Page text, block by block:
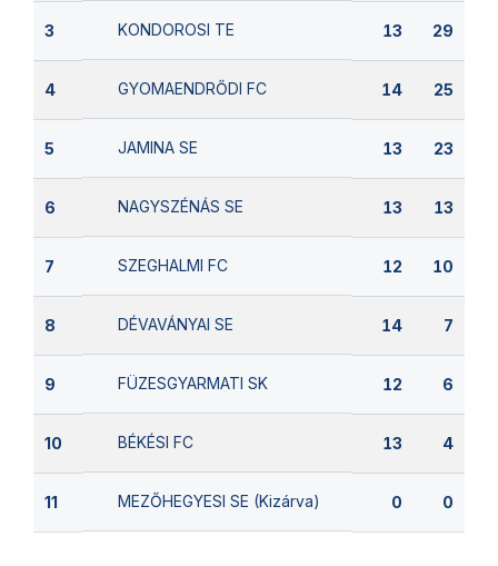
3 KONDOROSI TE 13 29
4 GYOMAENDRŐDI FC 14 25
5 JAMINA SE 13 23
6 NAGYSZÉNÁS SE 13 13
7 SZEGHALMI FC 12 10
8 DÉVAVÁNYAI SE 14 7
9 FÜZESGYARMATI SK 12 6
10 BÉKÉSI FC 13 4
11 MEZŐHEGYESI SE (Kizárva) 0 0